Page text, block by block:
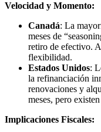
Velocidad y Momento:
Canadá: La
meses de
retiro de efectivo.
flexibilidad.
Estados Unidos:
la refinanciación
renovaciones y
meses, pero
Implicaciones Fiscales: